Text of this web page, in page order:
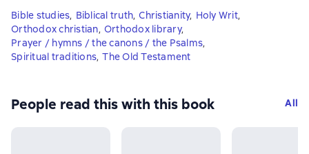
Bible studies, Biblical truth, Christianity, Holy Writ,
Orthodox christian, Orthodox library,
Prayer / hymns / the canons / the Psalms,
Spiritual traditions, The Old Testament
People read this with this book All